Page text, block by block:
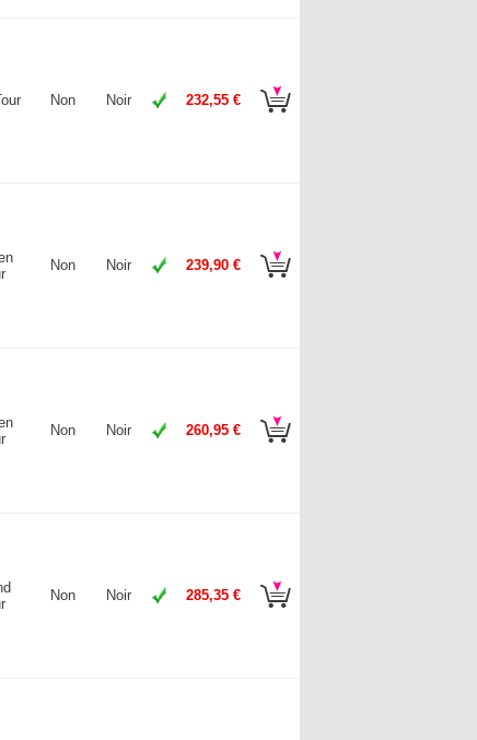
Non Noir 232,55 €
Non Noir 239,90 €
Non Noir 260,95 €
Non Noir 285,35 €